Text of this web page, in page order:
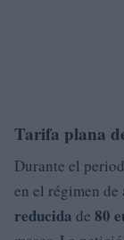
Tarifa plana
Durante el
en el régimen
reducida de 80